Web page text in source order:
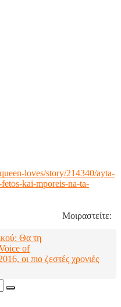
loves/story/214340/ayta-
kai-mporeis-na-ta-
Μοιραστείτε:
Θα τη
of
οι πιο ζεστές χρονιές